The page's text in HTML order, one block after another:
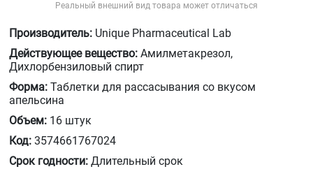
Реальный внешний вид товара может отличаться
Производитель: Unique Pharmaceutical Lab
Действующее вещество: Амилметакрезол,
Дихлорбензиловый спирт
Форма: Таблетки для рассасывания со вкусом
апельсина
Объем: 16 штук
Код: 3574661767024
Срок годности: Длительный срок